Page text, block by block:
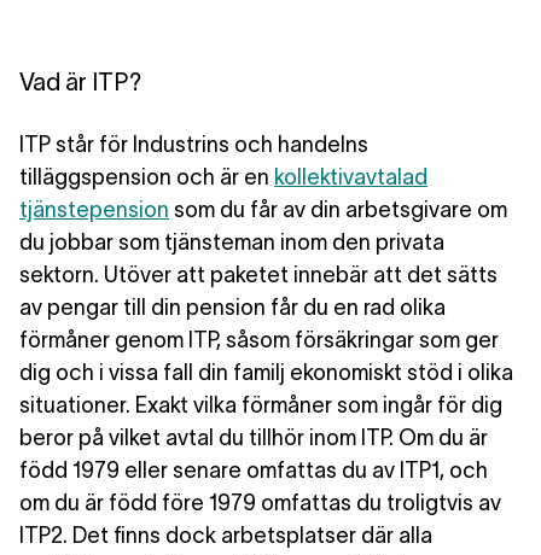
Vad är ITP?
ITP står för Industrins och handelns
tilläggspension och är en kollektivavtalad
tjänstepension som du får av din arbetsgivare om
du jobbar som tjänsteman inom den privata
sektorn. Utöver att paketet innebär att det sätts
av pengar till din pension får du en rad olika
förmåner genom ITP, såsom försäkringar som ger
dig och i vissa fall din familj ekonomiskt stöd i olika
situationer. Exakt vilka förmåner som ingår för dig
beror på vilket avtal du tillhör inom ITP. Om du är
född 1979 eller senare omfattas du av ITP1, och
om du är född före 1979 omfattas du troligtvis av
ITP2. Det finns dock arbetsplatser där alla